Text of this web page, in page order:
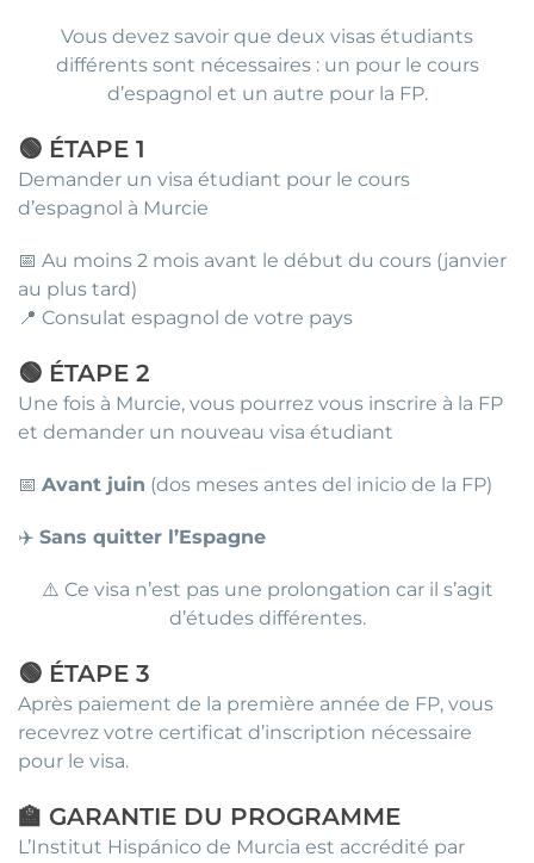
Vous devez savoir que deux visas étudiants
différents sont nécessaires : un pour le cours
d’espagnol et un autre pour la FP.
🟢 ÉTAPE 1
Demander un visa étudiant pour le cours
d’espagnol à Murcie
📅 Au moins 2 mois avant le début du cours (janvier
au plus tard)
📍 Consulat espagnol de votre pays
🟢 ÉTAPE 2
Une fois à Murcie, vous pourrez vous inscrire à la FP
et demander un nouveau visa étudiant
📅 Avant juin (dos meses antes del inicio de la FP)
✈️ Sans quitter l’Espagne
⚠️ Ce visa n’est pas une prolongation car il s’agit
d’études différentes.
🟢 ÉTAPE 3
Après paiement de la première année de FP, vous
recevrez votre certificat d’inscription nécessaire
pour le visa.
🏫 GARANTIE DU PROGRAMME
L’Institut Hispánico de Murcia est accrédité par